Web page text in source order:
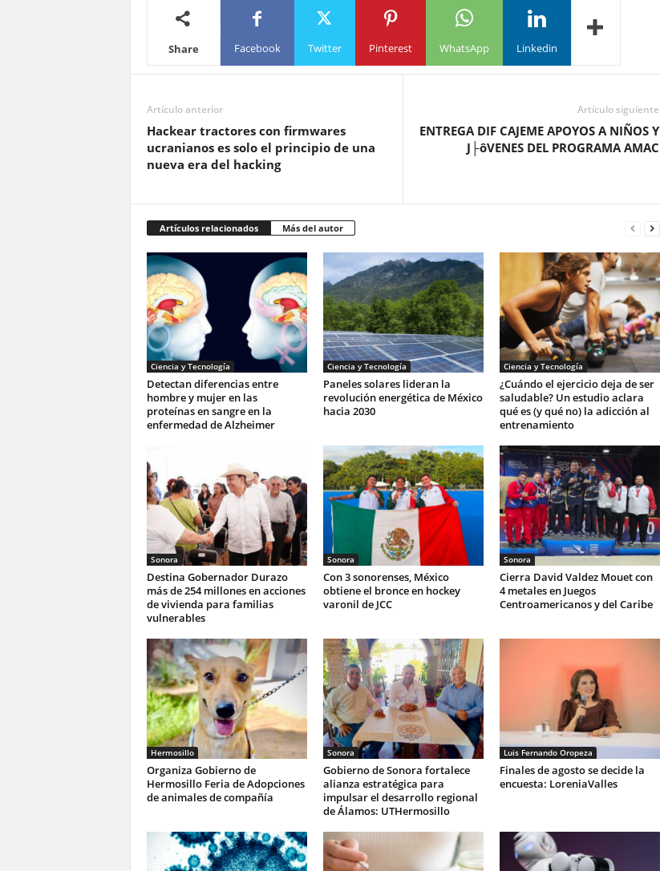
Share Facebook Twitter Pinterest WhatsApp Linkedin
Artículo anterior
Hackear tractores con firmwares
ucranianos es solo el principio de una
nueva era del hacking
Artículo siguiente
ENTREGA DIF CAJEME APOYOS A NIÑOS Y
J├ôVENES DEL PROGRAMA AMAC
Artículos relacionados Más del autor
Ciencia y Tecnología
Detectan diferencias entre
hombre y mujer en las
proteínas en sangre en la
enfermedad de Alzheimer
Ciencia y Tecnología
Paneles solares lideran la
revolución energética de México
hacia 2030
Ciencia y Tecnología
¿Cuándo el ejercicio deja de ser
saludable? Un estudio aclara
qué es (y qué no) la adicción al
entrenamiento
Sonora
Destina Gobernador Durazo
más de 254 millones en acciones
de vivienda para familias
vulnerables
Sonora
Con 3 sonorenses, México
obtiene el bronce en hockey
varonil de JCC
Sonora
Cierra David Valdez Mouet con
4 metales en Juegos
Centroamericanos y del Caribe
Hermosillo
Organiza Gobierno de
Hermosillo Feria de Adopciones
de animales de compañía
Sonora
Gobierno de Sonora fortalece
alianza estratégica para
impulsar el desarrollo regional
de Álamos: UTHermosillo
Luis Fernando Oropeza
Finales de agosto se decide la
encuesta: LoreniaValles